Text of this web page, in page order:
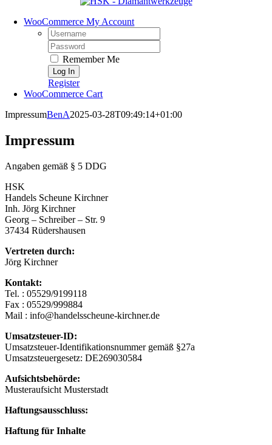
WooCommerce My Account
Username:
Password:
Remember Me
Register
WooCommerce Cart
ImpressumBenA2025-03-28T09:49:14+01:00
Impressum
Angaben gemäß § 5 DDG
HSK
Handels Scheune Kirchner
Inh. Jörg Kirchner
Georg – Schreiber – Str. 9
37434 Rüdershausen
Vertreten durch:
Jörg Kirchner
Kontakt:
Tel. : 05529/9199118
Fax : 05529/999884
Mail : info@handelsscheune-kirchner.de
Umsatzsteuer-ID:
Umsatzsteuer-Identifikationsnummer gemäß §27a
Umsatzsteuergesetz: DE269030584
Aufsichtsbehörde:
Musteraufsicht Musterstadt
Haftungsausschluss:
Haftung für Inhalte